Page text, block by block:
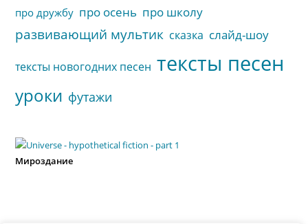
про дружбу про осень про школу
развивающий мультик сказка слайд-шоу
тексты новогодних песен тексты песен
уроки футажи
Мироздание